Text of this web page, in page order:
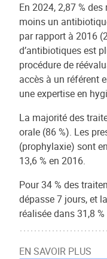
En 2024, 2,87 %
moins un
par rapport à 2016
d’antibiotiques est
procédure de
accès à un référent
une expertise en
La majorité des
orale (86 %). Les
(prophylaxie) sont
13,6 % en 2016.
Pour 34 % des
dépasse 7 jours, et
réalisée dans 31,8
EN SAVOIR PLUS